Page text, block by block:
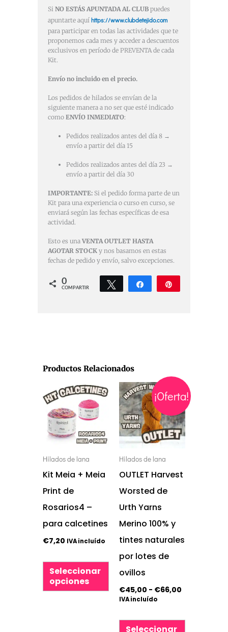
Si NO ESTÁS APUNTADA AL CLUB puedes
apuntarte aquí https://www.clubdetejido.com
para participar en todas las actividades que te
proponemos cada mes y acceder a descuentos
exclusivos en período de PREVENTA de cada
Kit.
Envío no incluido en el precio.
Los pedidos de hilados se envían de la
siguiente manera a no ser que esté indicado
como ENVÍO INMEDIATO:
Pedidos realizados antes del día 8 →
envío a partir del día 15
Pedidos realizados antes del día 23 →
envío a partir del día 30
IMPORTANTE: Si el pedido forma parte de un
Kit para una experiencia o curso en curso, se
enviará según las fechas específicas de esa
actividad.
Esto es una VENTA OUTLET HASTA
AGOTAR STOCK y nos basamos en estas
fechas de pedido y envío, salvo excepciones.
0
COMPARTIR
Twittear Compartir
Productos Relacionados
Hilados de lana
Kit Meia + Meia
Print de
Rosarios4 –
para calcetines
€7,20 IVA incluído
Seleccionar
opciones
Este
producto
tiene
múltiples
variantes.
Las
opciones
pueden
elegir
página
producto
¡Oferta!
Hilados de lana
OUTLET Harvest
Worsted de
Urth Yarns
Merino 100% y
tintes naturales
por lotes de
ovillos
€45,00 - €66,00
Rango
de
precios:
desde
€45,00
hasta
IVA incluído
Seleccionar
Este
producto
tiene
múltiples
producto